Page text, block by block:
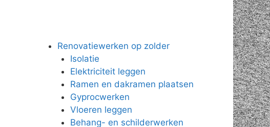
Renovatiewerken op zolder
Isolatie
Elektriciteit leggen
Ramen en dakramen plaatsen
Gyprocwerken
Vloeren leggen
Behang- en schilderwerken